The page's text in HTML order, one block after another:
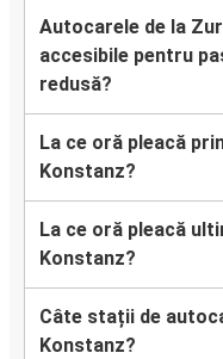
Autocarele de la
accesibile pentru
redusă?
La ce oră pleacă
Konstanz?
La ce oră pleacă
Konstanz?
Câte stații de
Konstanz?